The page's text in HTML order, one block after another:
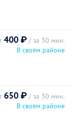
400 ₽ / за 30 мин.
В своём районе
650 ₽ / за 30 мин.
В своём районе